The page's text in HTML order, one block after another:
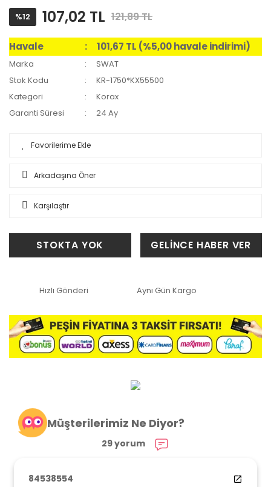
%12 107,02 TL 121,89 TL
Havale 101,67 TL (%5,00 havale indirimi)
Marka
SWAT
Stok Kodu
KR-1750*KX55500
Kategori
Korax
Garanti Süresi
24 Ay
Arkadaşına Öner
Karşılaştır
STOKTA YOK GELİNCE HABER VER
Hızlı Gönderi Aynı Gün Kargo
Müşterilerimiz Ne Diyor?
29 yorum
84538554